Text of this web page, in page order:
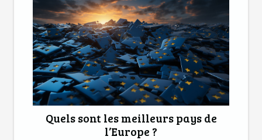
Quels sont les meilleurs pays de
l’Europe ?